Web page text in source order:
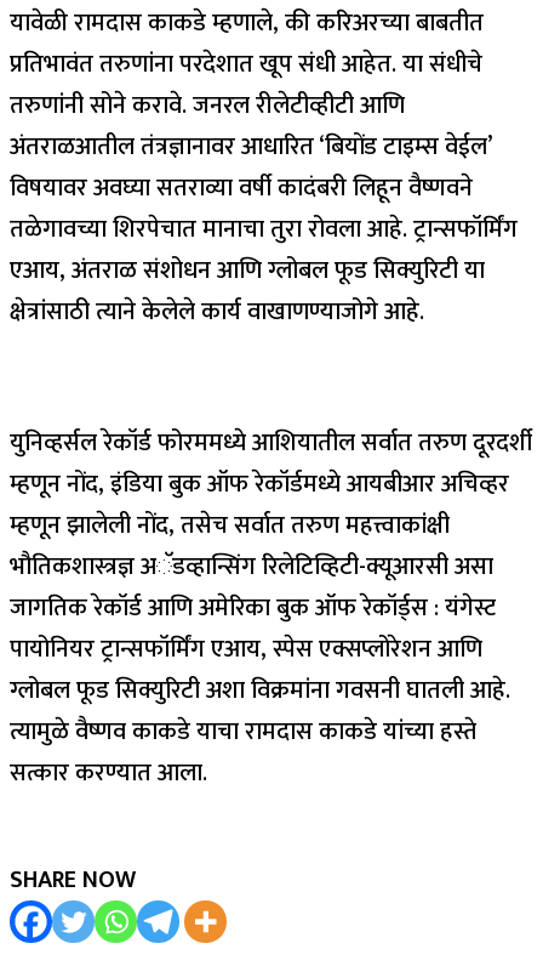
यावेळी रामदास काकडे म्हणाले, की करिअरच्या बाबतीत
प्रतिभावंत तरुणांना परदेशात खूप संधी आहेत. या संधीचे
तरुणांनी सोने करावे. जनरल रीलेटीव्हीटी आणि
अंतराळआतील तंत्रज्ञानावर आधारित ‘बियोंड टाइम्स वेईल’
विषयावर अवघ्या सतराव्या वर्षी कादंबरी लिहून वैष्णवने
तळेगावच्या शिरपेचात मानाचा तुरा रोवला आहे. ट्रान्सफॉर्मिंग
एआय, अंतराळ संशोधन आणि ग्लोबल फूड सिक्युरिटी या
क्षेत्रांसाठी त्याने केलेले कार्य वाखाणण्याजोगे आहे.
युनिव्हर्सल रेकॉर्ड फोरममध्ये आशियातील सर्वात तरुण दूरदर्शी
म्हणून नोंद, इंडिया बुक ऑफ रेकॉर्डमध्ये आयबीआर अचिव्हर
म्हणून झालेली नोंद, तसेच सर्वात तरुण महत्त्वाकांक्षी
भौतिकशास्त्रज्ञ अॅडव्हान्सिंग रिलेटिव्हिटी-क्यूआरसी असा
जागतिक रेकॉर्ड आणि अमेरिका बुक ऑफ रेकॉर्ड्स : यंगेस्ट
पायोनियर ट्रान्सफॉर्मिंग एआय, स्पेस एक्सप्लोरेशन आणि
ग्लोबल फूड सिक्युरिटी अशा विक्रमांना गवसनी घातली आहे.
त्यामुळे वैष्णव काकडे याचा रामदास काकडे यांच्या हस्ते
सत्कार करण्यात आला.
SHARE NOW